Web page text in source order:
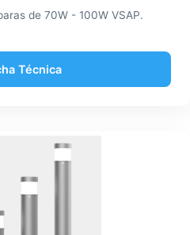
de 70W - 100W VSAP.
Técnica